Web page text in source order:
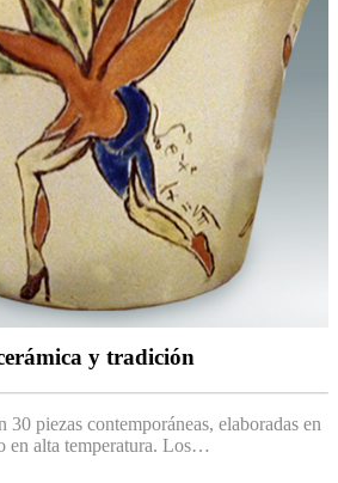
y tradición
30 piezas contemporáneas, elaboradas en
en alta temperatura. Los…